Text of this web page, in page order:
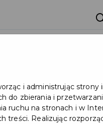
i administrując strony
do zbierania i
ruchu na stronach i w
treści. Realizując